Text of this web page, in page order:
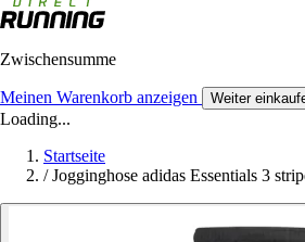
Zwischensumme
Meinen Warenkorb anzeigen Weiter
Loading...
Startseite
/ Jogginghose adidas Essentials 3